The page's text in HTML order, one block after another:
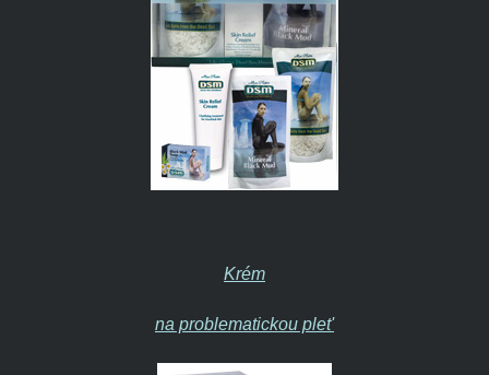
Krém
na problematickou plet'